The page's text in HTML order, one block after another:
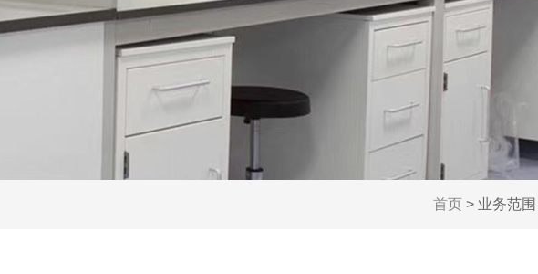
首页 > 业务范围